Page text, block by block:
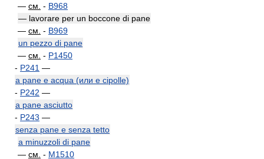
— см. - B968
— lavorare per un boccone di pane
— см. - B969
un pezzo di pane
— см. - P1450
- P241 —
a pane e acqua (или e cipolle)
- P242 —
a pane asciutto
- P243 —
senza pane e senza tetto
a minuzzoli di рапе
— см. - M1510